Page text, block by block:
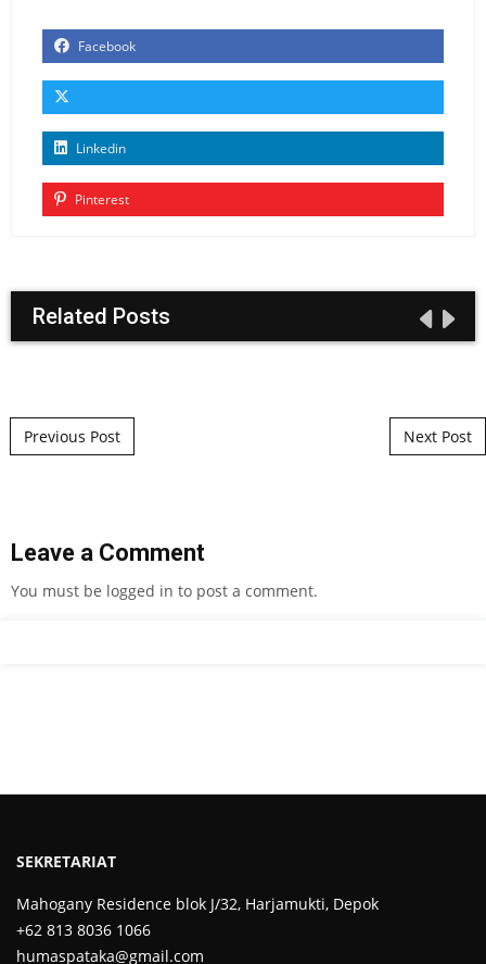
Facebook
Linkedin
Pinterest
Related Posts
Post navigation
Previous Post Next Post
Leave a Comment
You must be logged in to post a comment.
SEKRETARIAT
Mahogany Residence blok J/32, Harjamukti, Depok
+62 813 8036 1066
humaspataka@gmail.com